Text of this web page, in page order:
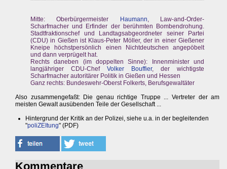
Mitte: Oberbürgermeister Haumann , Law-and-Order-
Scharfmacher und Erfinder der berühmten Bombendrohung.
Stadtfraktionschef und Landtagsabgeordneter seiner Partei
(CDU) in Gießen ist Klaus-Peter Möller, der in einer Gießener
Kneipe höchstpersönlich einen Nichtdeutschen angepöbelt
und dann verprügelt hat.
Rechts daneben (im doppelten Sinne): Innenminister und
langjähriger CDU-ChefVolker Bouffier, der wichtigste
Scharfmacher autoritärer Politik in Gießen und Hessen
Ganz rechts: Bundeswehr-Oberst Folkerts, Berufsgewaltäter
Also zusammengefaßt: Die genau richtige Truppe ... Vertreter der am
meisten Gewalt ausübenden Teile der Gesellschaft ...
Hintergrund der Kritik an der Polizei, siehe u.a. in der begleitenden
"poliZEItung" (PDF)
Kommentare